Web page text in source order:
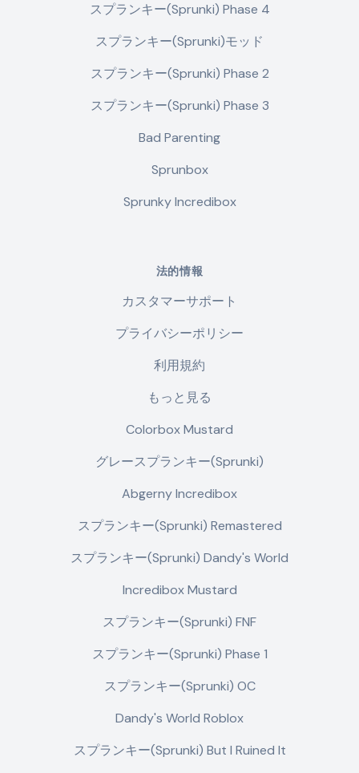
スプランキー(Sprunki) Phase 4
スプランキー(Sprunki)モッド
スプランキー(Sprunki) Phase 2
スプランキー(Sprunki) Phase 3
Bad Parenting
Sprunbox
Sprunky Incredibox
法的情報
カスタマーサポート
プライバシーポリシー
利用規約
もっと見る
Colorbox Mustard
グレースプランキー(Sprunki)
Abgerny Incredibox
スプランキー(Sprunki) Remastered
スプランキー(Sprunki) Dandy's World
Incredibox Mustard
スプランキー(Sprunki) FNF
スプランキー(Sprunki) Phase 1
スプランキー(Sprunki) OC
Dandy's World Roblox
スプランキー(Sprunki) But I Ruined It